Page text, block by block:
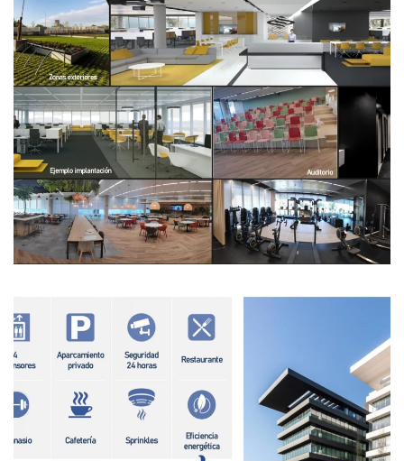
Ampliar
Ampliar